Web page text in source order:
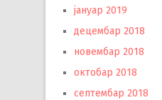
јануар 2019
децембар 2018
новембар 2018
октобар 2018
септембар 2018